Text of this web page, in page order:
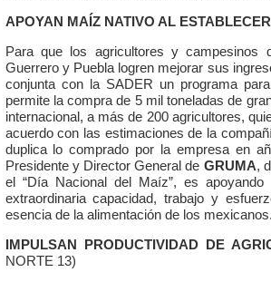
APOYAN MAÍZ NATIVO AL
Para que los agricultores y
Guerrero y Puebla logren mejorar sus
conjunta con la SADER un programa
permite la compra de 5 mil toneladas de
internacional, a más de 200 agricultores,
acuerdo con las estimaciones de la
duplica lo comprado por la empresa en
Presidente y Director General de GRUMA,
el “Día Nacional del Maíz”, es
extraordinaria capacidad, trabajo y
esencia de la alimentación de los
IMPULSAN PRODUCTIVIDAD DE
NORTE 13)